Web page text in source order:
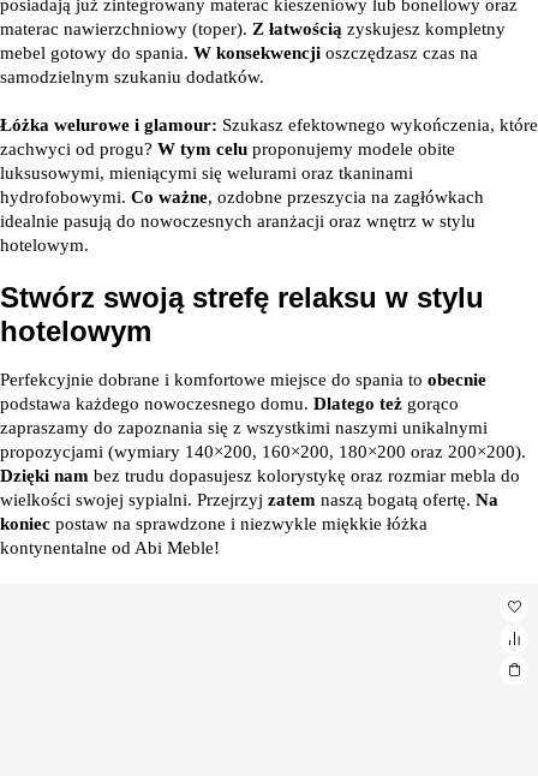
posiadają już zintegrowany materac kieszeniowy lub bonellowy oraz
materac nawierzchniowy (toper). Z łatwością zyskujesz kompletny
mebel gotowy do spania. W konsekwencji oszczędzasz czas na
samodzielnym szukaniu dodatków.
Łóżka welurowe i glamour: Szukasz efektownego wykończenia, które
zachwyci od progu? W tym celu proponujemy modele obite
luksusowymi, mieniącymi się welurami oraz tkaninami
hydrofobowymi. Co ważne, ozdobne przeszycia na zagłówkach
idealnie pasują do nowoczesnych aranżacji oraz wnętrz w stylu
hotelowym.
Stwórz swoją strefę relaksu w stylu
hotelowym
Perfekcyjnie dobrane i komfortowe miejsce do spania to obecnie
podstawa każdego nowoczesnego domu. Dlatego też gorąco
zapraszamy do zapoznania się z wszystkimi naszymi unikalnymi
propozycjami (wymiary 140×200, 160×200, 180×200 oraz 200×200).
Dzięki nam bez trudu dopasujesz kolorystykę oraz rozmiar mebla do
wielkości swojej sypialni. Przejrzyj zatem naszą bogatą ofertę. Na
koniec postaw na sprawdzone i niezwykle miękkie łóżka
kontynentalne od Abi Meble!